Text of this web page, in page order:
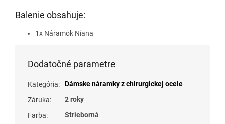
Balenie obsahuje:
1x Náramok Niana
Dodatočné parametre
Kategória:
Dámske náramky z chirurgickej ocele
Záruka:
2 roky
Farba:
Strieborná